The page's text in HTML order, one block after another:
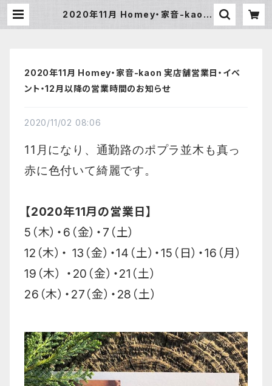
2020年11月 Homey・家音-kaon
2020年11月 Homey・家音-kaon 実店舗営業日・イベ
ント・12月以降の営業時間のお知らせ
2020/11/02 08:06
11月になり、 通勤路のポプラ並木も真っ
赤に色付いて綺麗です。
【2020年11月の営業日】
5（木）・6（金）・7（土）
12（木）・ 13（金）・14（土）・15（日）・16（月）
19（木） ・20（金）・21（土）
26（木）・27（金）・28（土）